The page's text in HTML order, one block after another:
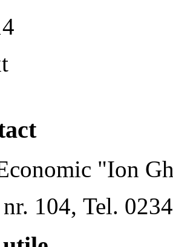
"Ion
104, Tel.